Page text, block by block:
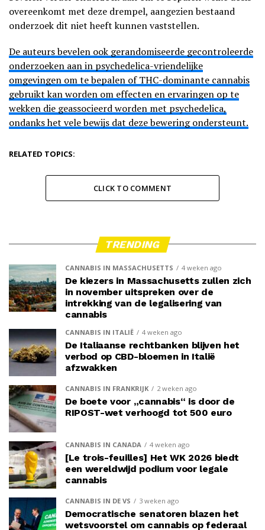
overeenkomt met deze drempel, aangezien bestaand
onderzoek dit niet heeft kunnen vaststellen.
De auteurs bevelen ook gerandomiseerde gecontroleerde
onderzoeken aan in psychedelica-vriendelijke
omgevingen om te bepalen of THC-dominante cannabis
gebruikt kan worden om effecten en ervaringen op te
wekken die geassocieerd worden met psychedelica,
ondanks het vele bewijs dat deze bewering ondersteunt.
RELATED TOPICS:
CLICK TO COMMENT
TRENDING
CANNABIS IN MASSACHUSETTS 4 weken ago
De kiezers in Massachusetts zullen zich
in november uitspreken over de
intrekking van de legalisering van
cannabis
CANNABIS IN ITALIË 4 weken ago
De Italiaanse rechtbanken blijven het
verbod op CBD-bloemen in Italië
afzwakken
CANNABIS IN FRANKRIJK 2 weken ago
De boete voor „cannabis“ is door de
RIPOST-wet verhoogd tot 500 euro
CANNABIS IN CANADA 4 weken ago
[Le trois-feuilles] Het WK 2026 biedt
een wereldwijd podium voor legale
cannabis
CANNABIS IN DE VS 3 weken ago
Democratische senatoren blazen het
wetsvoorstel om cannabis op federaal